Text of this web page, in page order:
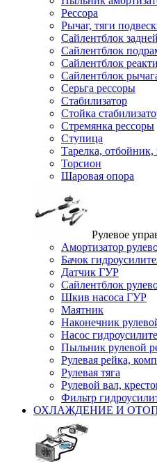
Рессора
Рычаг, тяги
Сайлентблок
Сайлентблок
Сайлентблок
Сайлентблок
Серьга рессоры
Стабилизатор
Стойка
Стремянка рессоры
Ступица
Тарелка,
Торсион
Шаровая опора
Рулевое
Амортизатор
Бачок
Датчик ГУР
Сайлентблок
Шкив насоса ГУР
Маятник
Наконечник
Насос
Пыльник рулевой
Рулевая рейка,
Рулевая тяга
Рулевой вал,
Фильтр
ОХЛАЖДЕНИЕ И